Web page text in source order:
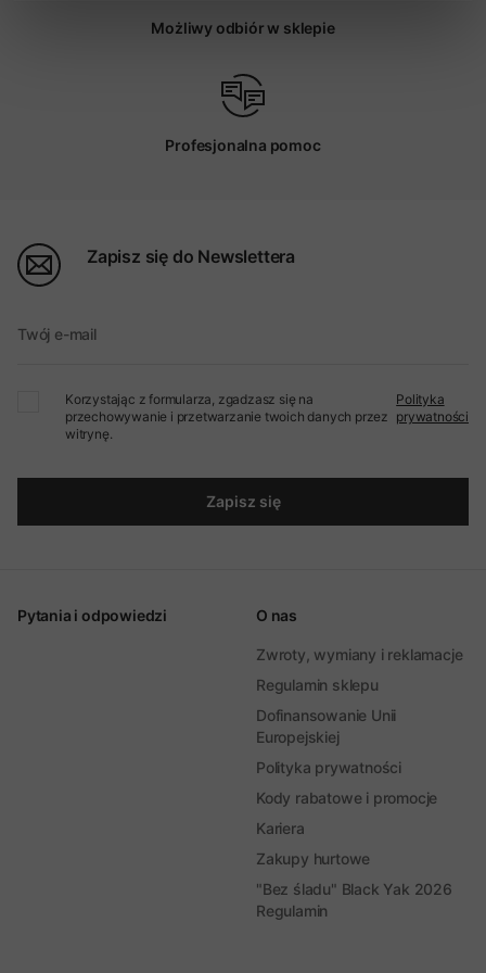
Możliwy odbiór w sklepie
Profesjonalna pomoc
Zapisz się do Newslettera
Twój e-mail
Korzystając z formularza, zgadzasz się na
przechowywanie i przetwarzanie twoich danych przez
witrynę.
Polityka
prywatności
Zapisz się
Pytania i odpowiedzi O nas
Zwroty, wymiany i reklamacje
Regulamin sklepu
Dofinansowanie Unii
Europejskiej
Polityka prywatności
Kody rabatowe i promocje
Kariera
Zakupy hurtowe
"Bez śladu" Black Yak 2026
Regulamin